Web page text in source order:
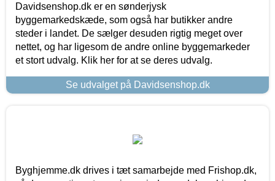
Davidsenshop.dk er en sønderjysk
byggemarkedskæde, som også har butikker andre
steder i landet. De sælger desuden rigtig meget over
nettet, og har ligesom de andre online byggemarkeder
et stort udvalg. Klik her for at se deres udvalg.
Se udvalget på Davidsenshop.dk
Byghjemme.dk drives i tæt samarbejde med Frishop.dk,